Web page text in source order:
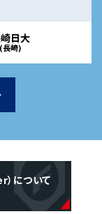
日大
長崎)
について